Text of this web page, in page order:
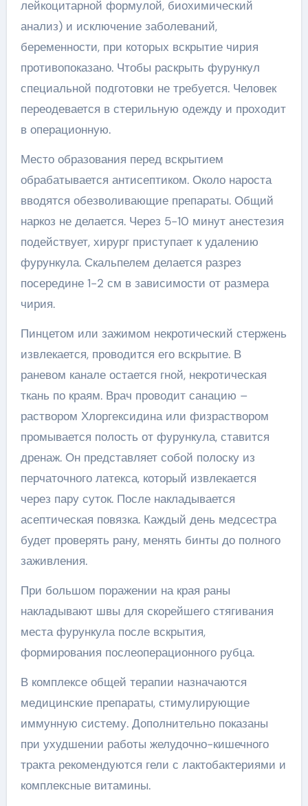
лейкоцитарной формулой, биохимический
анализ) и исключение заболеваний,
беременности, при которых вскрытие чирия
противопоказано. Чтобы раскрыть фурункул
специальной подготовки не требуется. Человек
переодевается в стерильную одежду и проходит
в операционную.
Место образования перед вскрытием
обрабатывается антисептиком. Около нароста
вводятся обезволивающие препараты. Общий
наркоз не делается. Через 5-10 минут анестезия
подействует, хирург приступает к удалению
фурункула. Скальпелем делается разрез
посередине 1-2 см в зависимости от размера
чирия.
Пинцетом или зажимом некротический стержень
извлекается, проводится его вскрытие. В
раневом канале остается гной, некротическая
ткань по краям. Врач проводит санацию –
раствором Хлоргексидина или физраствором
промывается полость от фурункула, ставится
дренаж. Он представляет собой полоску из
перчаточного латекса, который извлекается
через пару суток. После накладывается
асептическая повязка. Каждый день медсестра
будет проверять рану, менять бинты до полного
заживления.
При большом поражении на края раны
накладывают швы для скорейшего стягивания
места фурункула после вскрытия,
формирования послеоперационного рубца.
В комплексе общей терапии назначаются
медицинские препараты, стимулирующие
иммунную систему. Дополнительно показаны
при ухудшении работы желудочно-кишечного
тракта рекомендуются гели с лактобактериями и
комплексные витамины.